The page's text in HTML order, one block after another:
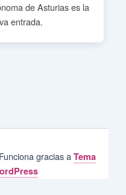
de Asturias es la
entrada.
gracias a Tema